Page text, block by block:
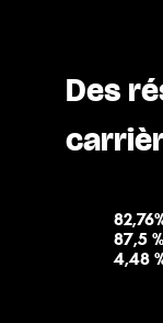
Des
87,5 %
4,48